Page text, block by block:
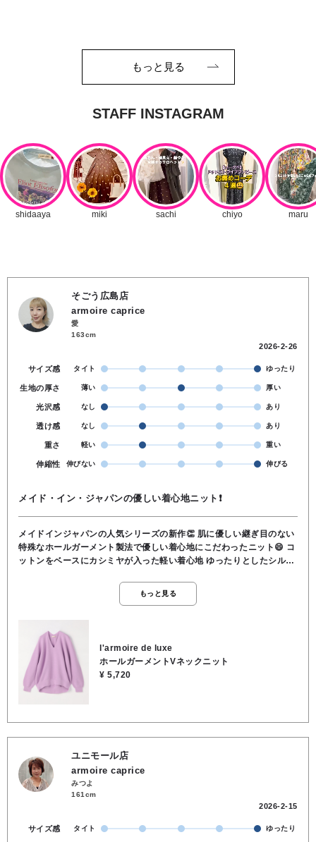
もっと見る
そごう広島店
armoire caprice
愛
163cm
2026-2-26
サイズ感 タイト ゆったり
生地の厚さ 薄い 厚い
光沢感 なし あり
透け感 なし あり
重さ 軽い 重い
伸縮性 伸びない 伸びる
メイド・イン・ジャパンの優しい着心地ニット❗
メイドインジャパンの人気シリーズの新作👏 肌に優しい継ぎ目のない
特殊なホールガーメント製法で優しい着心地にこだわったニット😄 コ
ットンをベースにカシミヤが入った軽い着心地 ゆったりとしたシルエ
ックなのでインナーをシンプルな丸首やVネックはもちろん、シャツ
やタートル等レイヤードを楽しんで頂けます😁 コットン素材だけでは
ニットウェア 編みのテクニックによる立体的な表現が可能なので 着用
時に美しいシルエットになります 縫い代がないことで軽く、縫い目の
ゴワつきもなく身体のラインになじみます ●コットン95％ カシミ
ヤ5％ ●洗濯 OK ●裏地 なし ●透け感 なし ●伸縮性 あり
もっと見る
l'armoire de luxe
ホールガーメントVネックニット
¥ 5,720
ユニモール店
armoire caprice
みつよ
161cm
2026-2-15
サイズ感 タイト ゆったり